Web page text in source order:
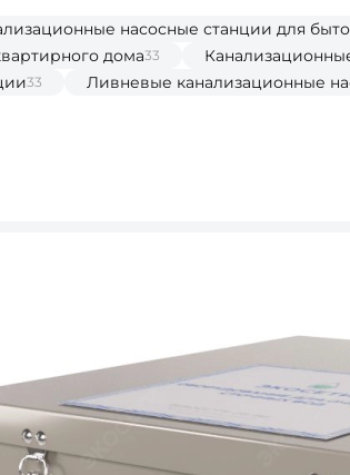
насосные станции для
дома33
33 Ливневые канализационные